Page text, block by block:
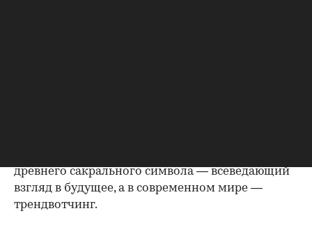
древнего сакрального символа — всеведающий
взгляд в будущее, а в современном мире —
трендвотчинг.